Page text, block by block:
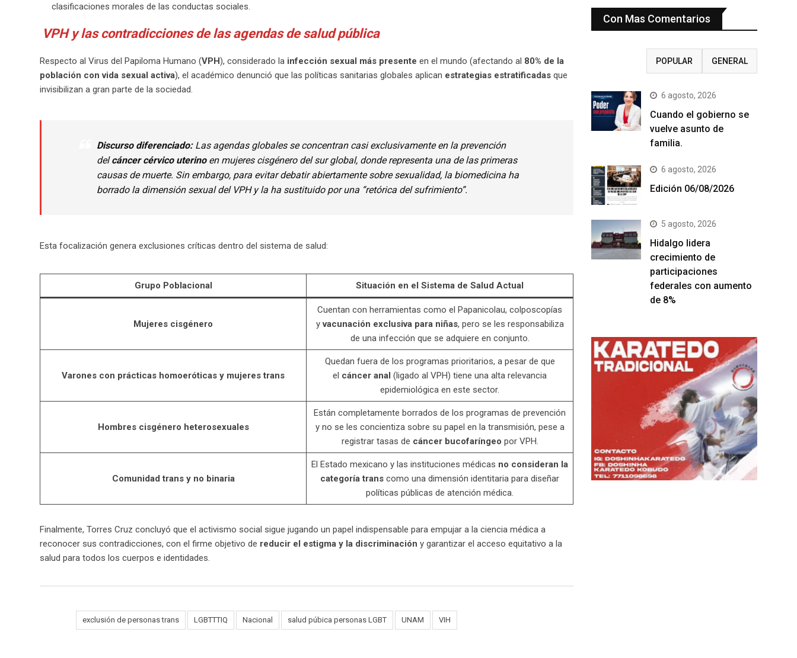
clasificaciones morales de las conductas sociales.
VPH y las contradicciones de las agendas de salud pública
Respecto al Virus del Papiloma Humano (VPH), considerado la infección sexual más presente en el mundo (afectando al 80% de la
población con vida sexual activa), el académico denunció que las políticas sanitarias globales aplican estrategias estratificadas que
invisibilizan a gran parte de la sociedad.
Discurso diferenciado:Las agendas globales se concentran casi exclusivamente en la prevención
delcáncer cérvico uterinoen mujeres cisgénero del sur global, donde representa una de las primeras
causas de muerte. Sin embargo, para evitar debatir abiertamente sobre sexualidad, la biomedicina ha
borrado la dimensión sexual del VPH y la ha sustituido por una “retórica del sufrimiento”.
Esta focalización genera exclusiones críticas dentro del sistema de salud:
Grupo Poblacional Situación en el Sistema de Salud Actual
Mujeres cisgénero
Cuentan con herramientas como el Papanicolau, colposcopías
yvacunación exclusiva para niñas, pero se les responsabiliza
de una infección que se adquiere en conjunto.
Varones con prácticas homoeróticas y mujeres trans
Quedan fuera de los programas prioritarios, a pesar de que
el cáncer anal (ligado al VPH) tiene una alta relevancia
epidemiológica en este sector.
Hombres cisgénero heterosexuales
Están completamente borrados de los programas de prevención
y no se les concientiza sobre su papel en la transmisión, pese a
registrar tasas de cáncer bucofaríngeo por VPH.
Comunidad trans y no binaria
El Estado mexicano y las instituciones médicas no consideran la
categoría trans como una dimensión identitaria para diseñar
políticas públicas de atención médica.
Finalmente, Torres Cruz concluyó que el activismo social sigue jugando un papel indispensable para empujar a la ciencia médica a
reconocer sus contradicciones, con el firme objetivo de reducir el estigma y la discriminación y garantizar el acceso equitativo a la
salud para todos los cuerpos e identidades.
exclusión de personas trans LGBTTTIQ Nacional salud púbica personas LGBT UNAM VIH
Con Mas Comentarios
POPULAR GENERAL
6 agosto, 2026
Cuando el gobierno se
vuelve asunto de
familia.
6 agosto, 2026
Edición 06/08/2026
5 agosto, 2026
Hidalgo lidera
crecimiento de
participaciones
federales con aumento
de 8%